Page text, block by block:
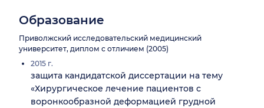
Образование
Приволжский исследовательский медицинский
университет, диплом с отличием (2005)
2015 г.
защита кандидатской диссертации на тему
«Хирургическое лечение пациентов с
воронкообразной деформацией грудной